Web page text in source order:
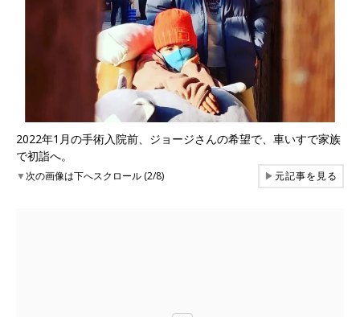
2022年1月の手術入院前、ジョージさんの希望で、車いすで家族
で初詣へ。
▼次の画像は下へスクロール (2/8) ▶元記事を見る